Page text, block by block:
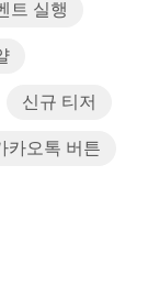
트 실행
신규 티저
카오톡 버튼